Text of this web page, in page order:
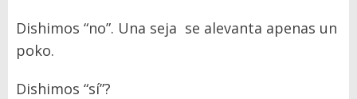
Dishimos “no”. Una seja se alevanta apenas un
poko.
Dishimos “sí”?